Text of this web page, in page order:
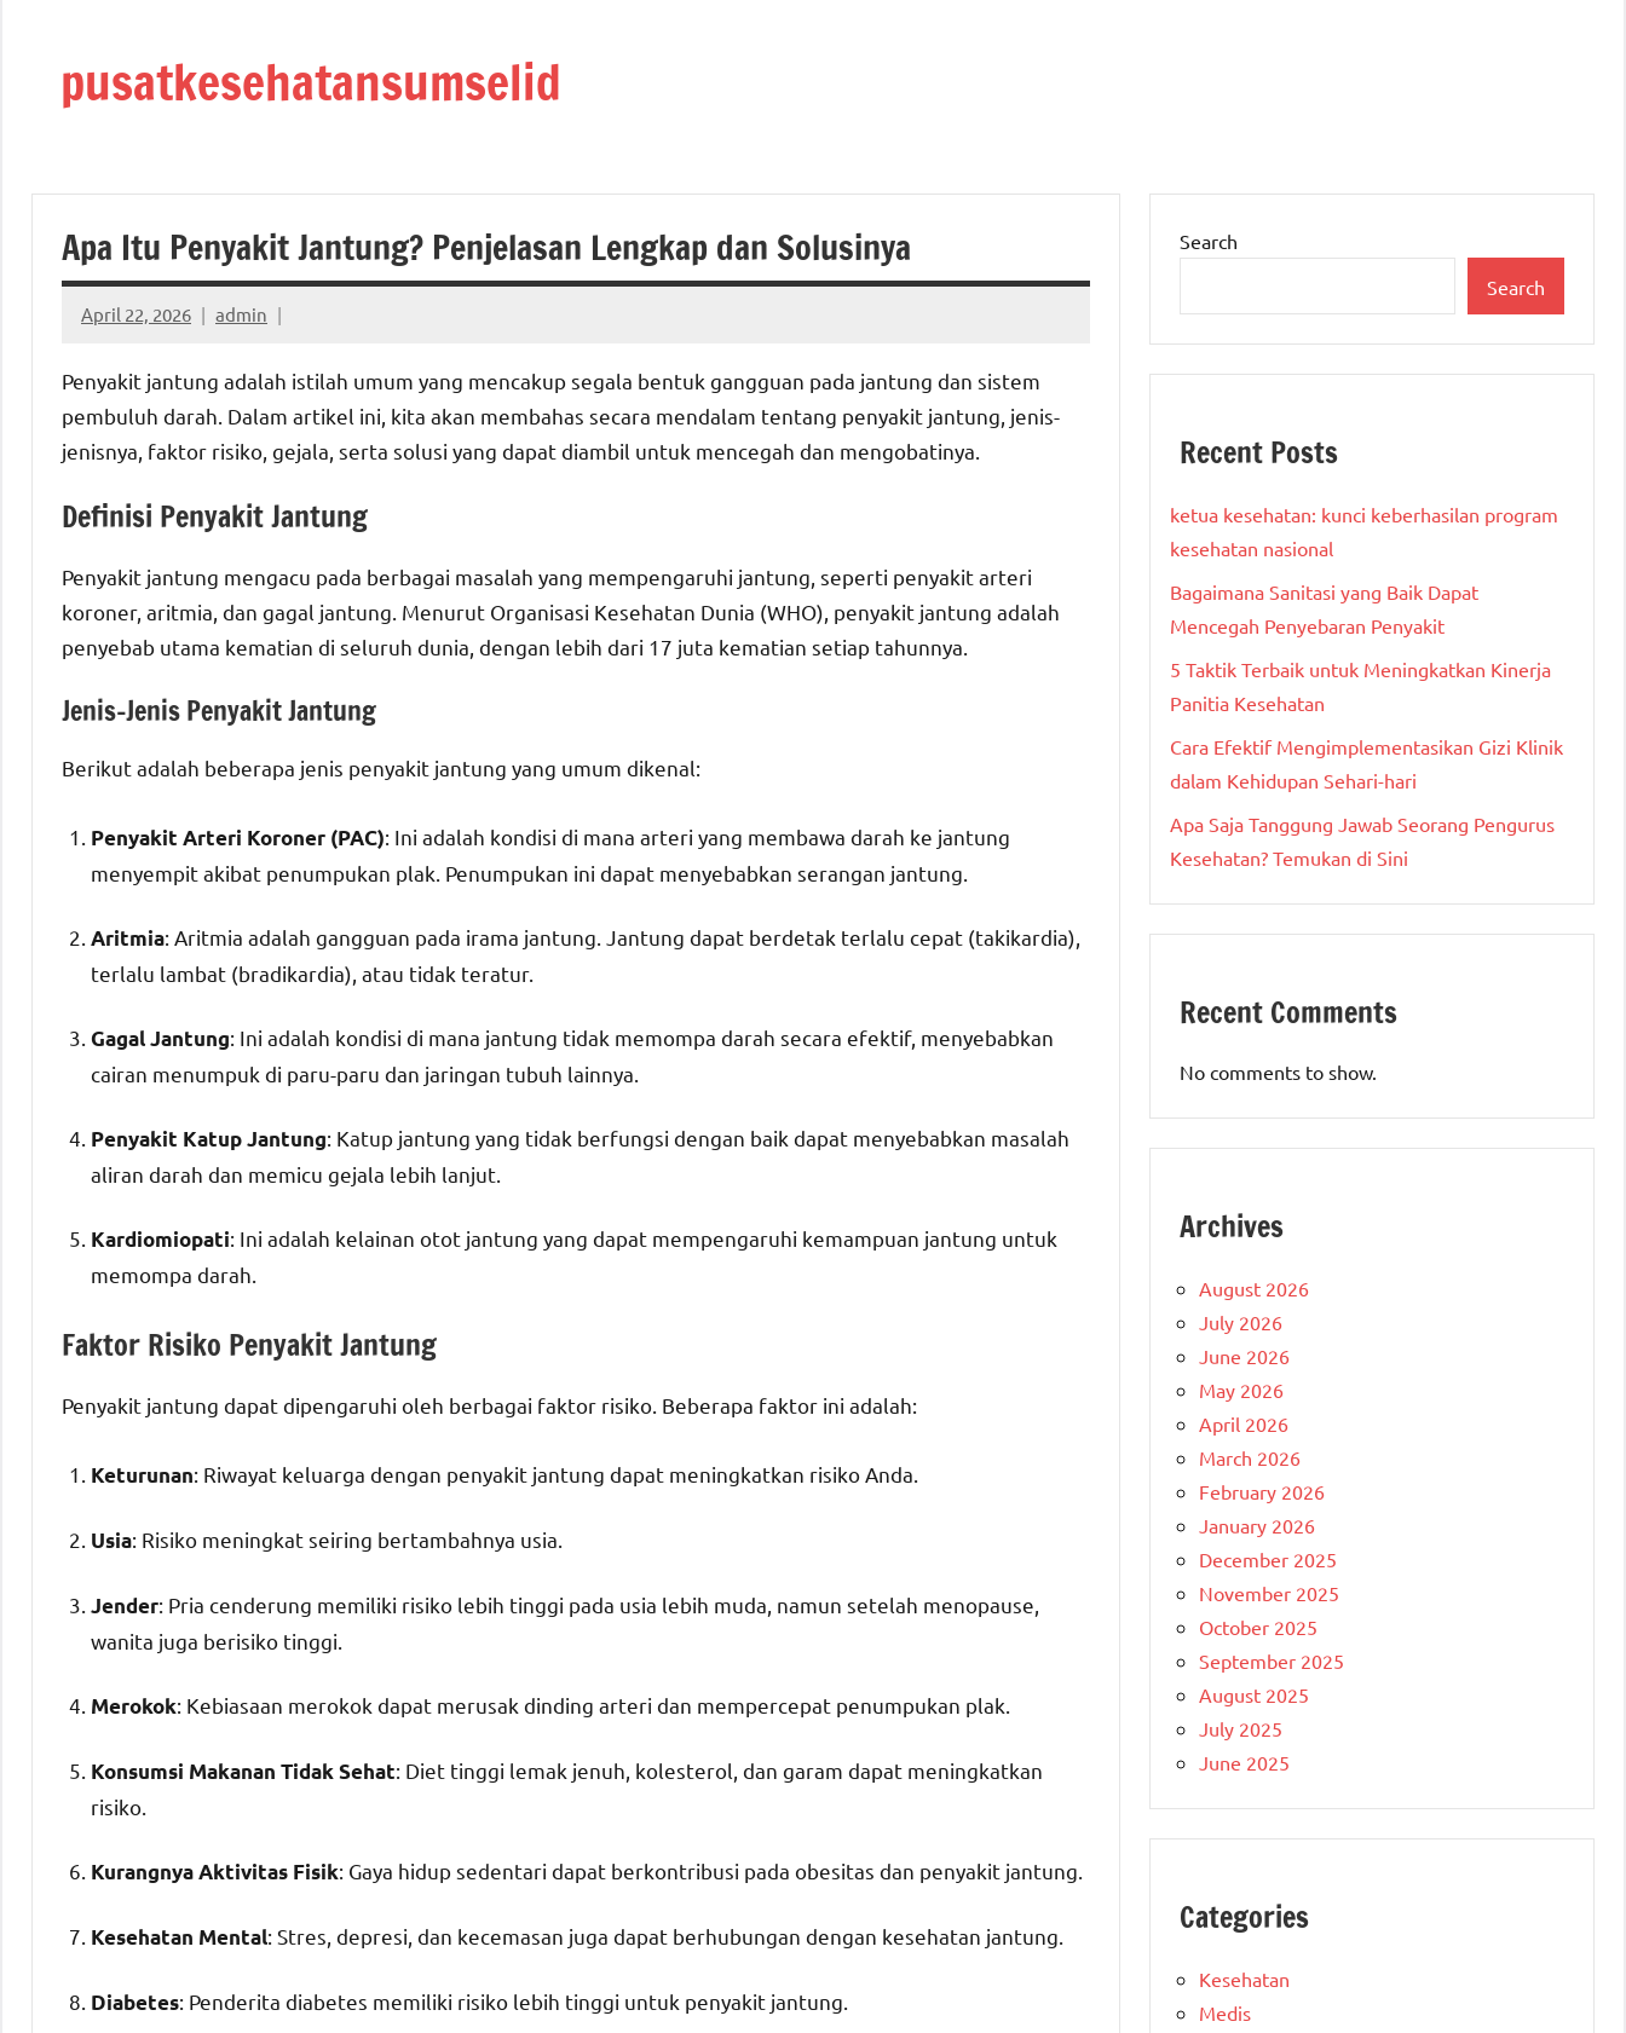
pusatkesehatansumselid
Apa Itu Penyakit Jantung? Penjelasan Lengkap dan Solusinya
April 22, 2026 admin
Penyakit jantung adalah istilah umum yang mencakup segala bentuk gangguan pada jantung dan sistem
pembuluh darah. Dalam artikel ini, kita akan membahas secara mendalam tentang penyakit jantung, jenis-
jenisnya, faktor risiko, gejala, serta solusi yang dapat diambil untuk mencegah dan mengobatinya.
Definisi Penyakit Jantung
Penyakit jantung mengacu pada berbagai masalah yang mempengaruhi jantung, seperti penyakit arteri
koroner, aritmia, dan gagal jantung. Menurut Organisasi Kesehatan Dunia (WHO), penyakit jantung adalah
penyebab utama kematian di seluruh dunia, dengan lebih dari 17 juta kematian setiap tahunnya.
Jenis-Jenis Penyakit Jantung
Berikut adalah beberapa jenis penyakit jantung yang umum dikenal:
Penyakit Arteri Koroner (PAC): Ini adalah kondisi di mana arteri yang membawa darah ke jantung
menyempit akibat penumpukan plak. Penumpukan ini dapat menyebabkan serangan jantung.
Aritmia: Aritmia adalah gangguan pada irama jantung. Jantung dapat berdetak terlalu cepat (takikardia),
terlalu lambat (bradikardia), atau tidak teratur.
Gagal Jantung: Ini adalah kondisi di mana jantung tidak memompa darah secara efektif, menyebabkan
cairan menumpuk di paru-paru dan jaringan tubuh lainnya.
Penyakit Katup Jantung: Katup jantung yang tidak berfungsi dengan baik dapat menyebabkan masalah
aliran darah dan memicu gejala lebih lanjut.
Kardiomiopati: Ini adalah kelainan otot jantung yang dapat mempengaruhi kemampuan jantung untuk
memompa darah.
Faktor Risiko Penyakit Jantung
Penyakit jantung dapat dipengaruhi oleh berbagai faktor risiko. Beberapa faktor ini adalah:
Keturunan: Riwayat keluarga dengan penyakit jantung dapat meningkatkan risiko Anda.
Usia: Risiko meningkat seiring bertambahnya usia.
Jender: Pria cenderung memiliki risiko lebih tinggi pada usia lebih muda, namun setelah menopause,
wanita juga berisiko tinggi.
Merokok: Kebiasaan merokok dapat merusak dinding arteri dan mempercepat penumpukan plak.
Konsumsi Makanan Tidak Sehat: Diet tinggi lemak jenuh, kolesterol, dan garam dapat meningkatkan
risiko.
Kurangnya Aktivitas Fisik: Gaya hidup sedentari dapat berkontribusi pada obesitas dan penyakit jantung.
Kesehatan Mental: Stres, depresi, dan kecemasan juga dapat berhubungan dengan kesehatan jantung.
Diabetes: Penderita diabetes memiliki risiko lebih tinggi untuk penyakit jantung.
Search
Search
Recent Posts
ketua kesehatan: kunci keberhasilan program
kesehatan nasional
Bagaimana Sanitasi yang Baik Dapat
Mencegah Penyebaran Penyakit
5 Taktik Terbaik untuk Meningkatkan Kinerja
Panitia Kesehatan
Cara Efektif Mengimplementasikan Gizi Klinik
dalam Kehidupan Sehari-hari
Apa Saja Tanggung Jawab Seorang Pengurus
Kesehatan? Temukan di Sini
Recent Comments
No comments to show.
Archives
August 2026
July 2026
June 2026
May 2026
April 2026
March 2026
February 2026
January 2026
December 2025
November 2025
October 2025
September 2025
August 2025
July 2025
June 2025
Categories
Kesehatan
Medis